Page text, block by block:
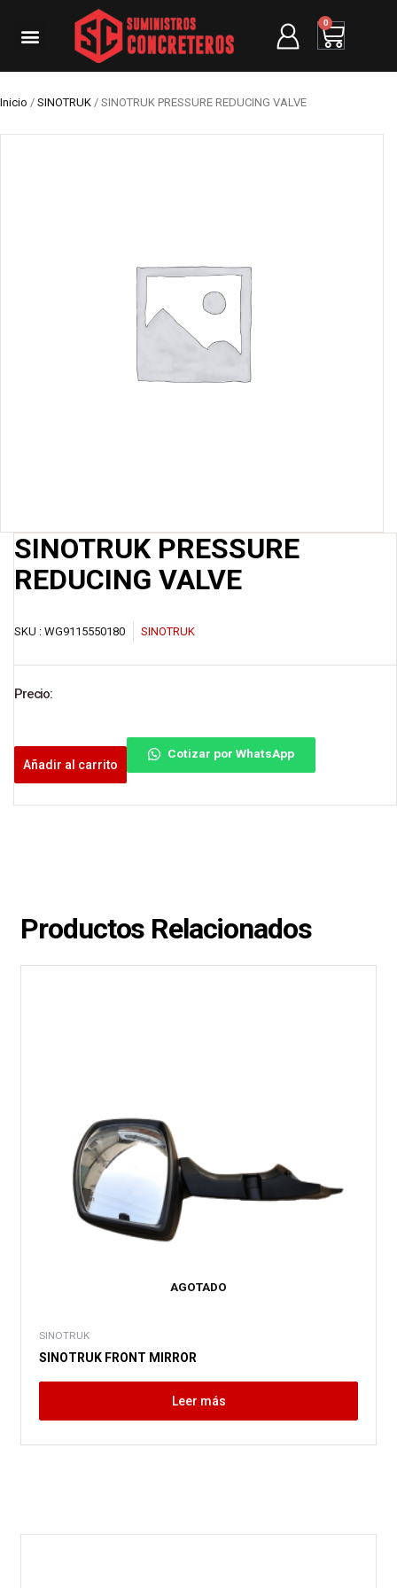
0
Inicio / SINOTRUK / SINOTRUK PRESSURE REDUCING VALVE
SINOTRUK PRESSURE
REDUCING VALVE
SKU : WG9115550180 SINOTRUK
Precio:
Añadir al carrito
Cotizar por WhatsApp
Productos Relacionados
AGOTADO
SINOTRUK
SINOTRUK FRONT MIRROR
Leer más